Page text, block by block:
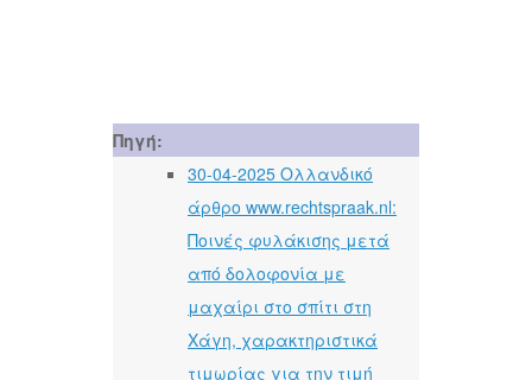
Πηγή:
30-04-2025 Ολλανδικό
άρθρο www.rechtspraak.nl:
Ποινές φυλάκισης μετά
από δολοφονία με
μαχαίρι στο σπίτι στη
Χάγη, χαρακτηριστικά
τιμωρίας για την τιμή